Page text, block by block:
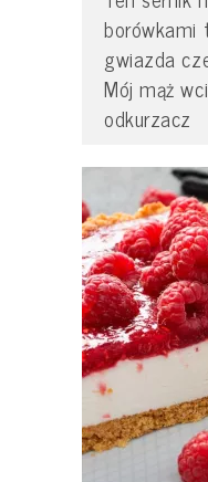
borówkami
gwiazda
Mój mąż
odkurzacz